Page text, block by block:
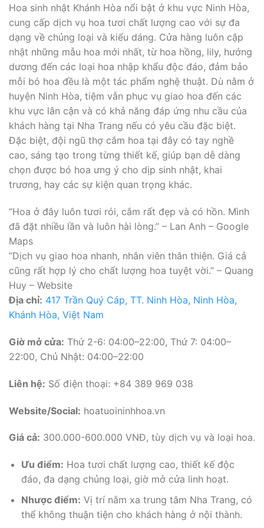
Hoa sinh nhật Khánh Hòa nổi bật ở khu vực Ninh Hòa,
cung cấp dịch vụ hoa tươi chất lượng cao với sự đa
dạng về chủng loại và kiểu dáng. Cửa hàng luôn cập
nhật những mẫu hoa mới nhất, từ hoa hồng, lily, hướng
dương đến các loại hoa nhập khẩu độc đáo, đảm bảo
mỗi bó hoa đều là một tác phẩm nghệ thuật. Dù nằm ở
huyện Ninh Hòa, tiệm vẫn phục vụ giao hoa đến các
khu vực lân cận và có khả năng đáp ứng nhu cầu của
khách hàng tại Nha Trang nếu có yêu cầu đặc biệt.
Đặc biệt, đội ngũ thợ cắm hoa tại đây có tay nghề
cao, sáng tạo trong từng thiết kế, giúp bạn dễ dàng
chọn được bó hoa ưng ý cho dịp sinh nhật, khai
trương, hay các sự kiện quan trọng khác.
“Hoa ở đây luôn tươi rói, cắm rất đẹp và có hồn. Mình
đã đặt nhiều lần và luôn hài lòng.” – Lan Anh – Google
Maps
“Dịch vụ giao hoa nhanh, nhân viên thân thiện. Giá cả
cũng rất hợp lý cho chất lượng hoa tuyệt vời.” – Quang
Huy – Website
Địa chỉ: 417 Trần Quý Cáp, TT. Ninh Hòa, Ninh Hòa,
Khánh Hòa, Việt Nam
Giờ mở cửa: Thứ 2-6: 04:00–22:00, Thứ 7: 04:00–
22:00, Chủ Nhật: 04:00–22:00
Liên hệ: Số điện thoại: +84 389 969 038
Website/Social: hoatuoininhhoa.vn
Giá cả: 300.000-600.000 VNĐ, tùy dịch vụ và loại hoa.
Ưu điểm: Hoa tươi chất lượng cao, thiết kế độc
đáo, đa dạng chủng loại, giờ mở cửa linh hoạt.
Nhược điểm: Vị trí nằm xa trung tâm Nha Trang, có
thể không thuận tiện cho khách hàng ở nội thành.